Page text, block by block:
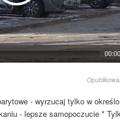
- wyrzucaj tylko w
- lepsze samopoczucie *